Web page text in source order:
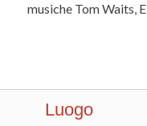
musiche Tom Waits,
Luogo